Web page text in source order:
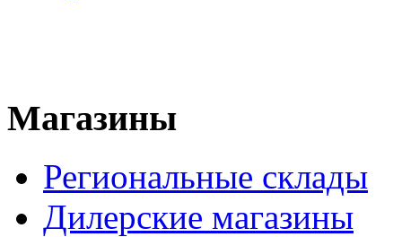
Магазины
Региональные склады
Дилерские магазины